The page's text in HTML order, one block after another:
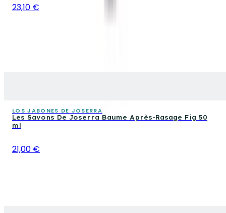
23,10 €
LOS JABONES DE JOSERRA
Les Savons De Joserra Baume Après-Rasage Fig 50
ml
21,00 €